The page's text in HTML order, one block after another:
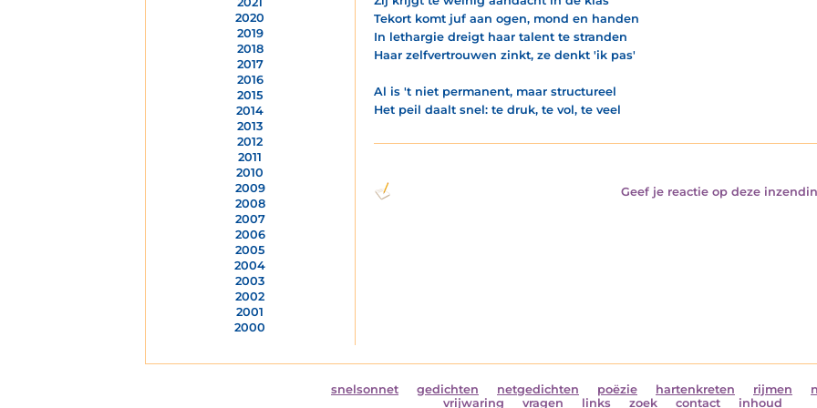
2020
2019
2018
2017
2016
2015
2014
2013
2012
2011
2010
2009
2008
2007
2006
2005
2004
2003
2002
2001
2000
Tekort komt juf aan ogen, mond en handen
In lethargie dreigt haar talent te stranden
Haar zelfvertrouwen zinkt, ze denkt 'ik pas'
Al is 't niet permanent, maar structureel
Het peil daalt snel: te druk, te vol, te veel
Geef je reactie op deze
snelsonnet gedichten netgedichten poëzie hartenkreten rijmen
vrijwaring
vragen links zoek contact inhoud